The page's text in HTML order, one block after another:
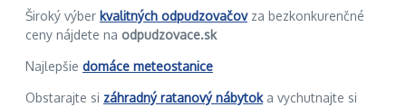
Široký výber kvalitných odpudzovačovza bezkonkurenčné
ceny nájdete na odpudzovace.sk
Najlepšie domáce meteostanice
Obstarajte si záhradný ratanový nábytoka vychutnajte si